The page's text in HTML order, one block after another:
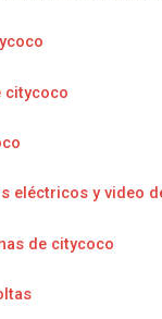
citycoco
eléctricos y video
de citycoco